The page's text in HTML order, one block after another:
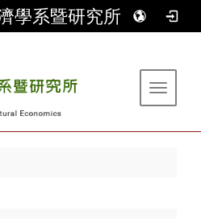
學系暨研究所
Toggle